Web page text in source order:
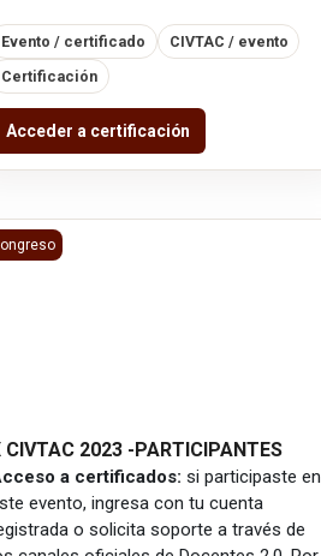
Evento / certificado
CIVTAC / evento
Certificación
Acceder a certificación
2023 -PARTICIPANTES
CIVTAC 2023 -PARTICIPANTES
a certificados: si participaste en
evento, ingresa con tu cuenta
o solicita soporte a través de